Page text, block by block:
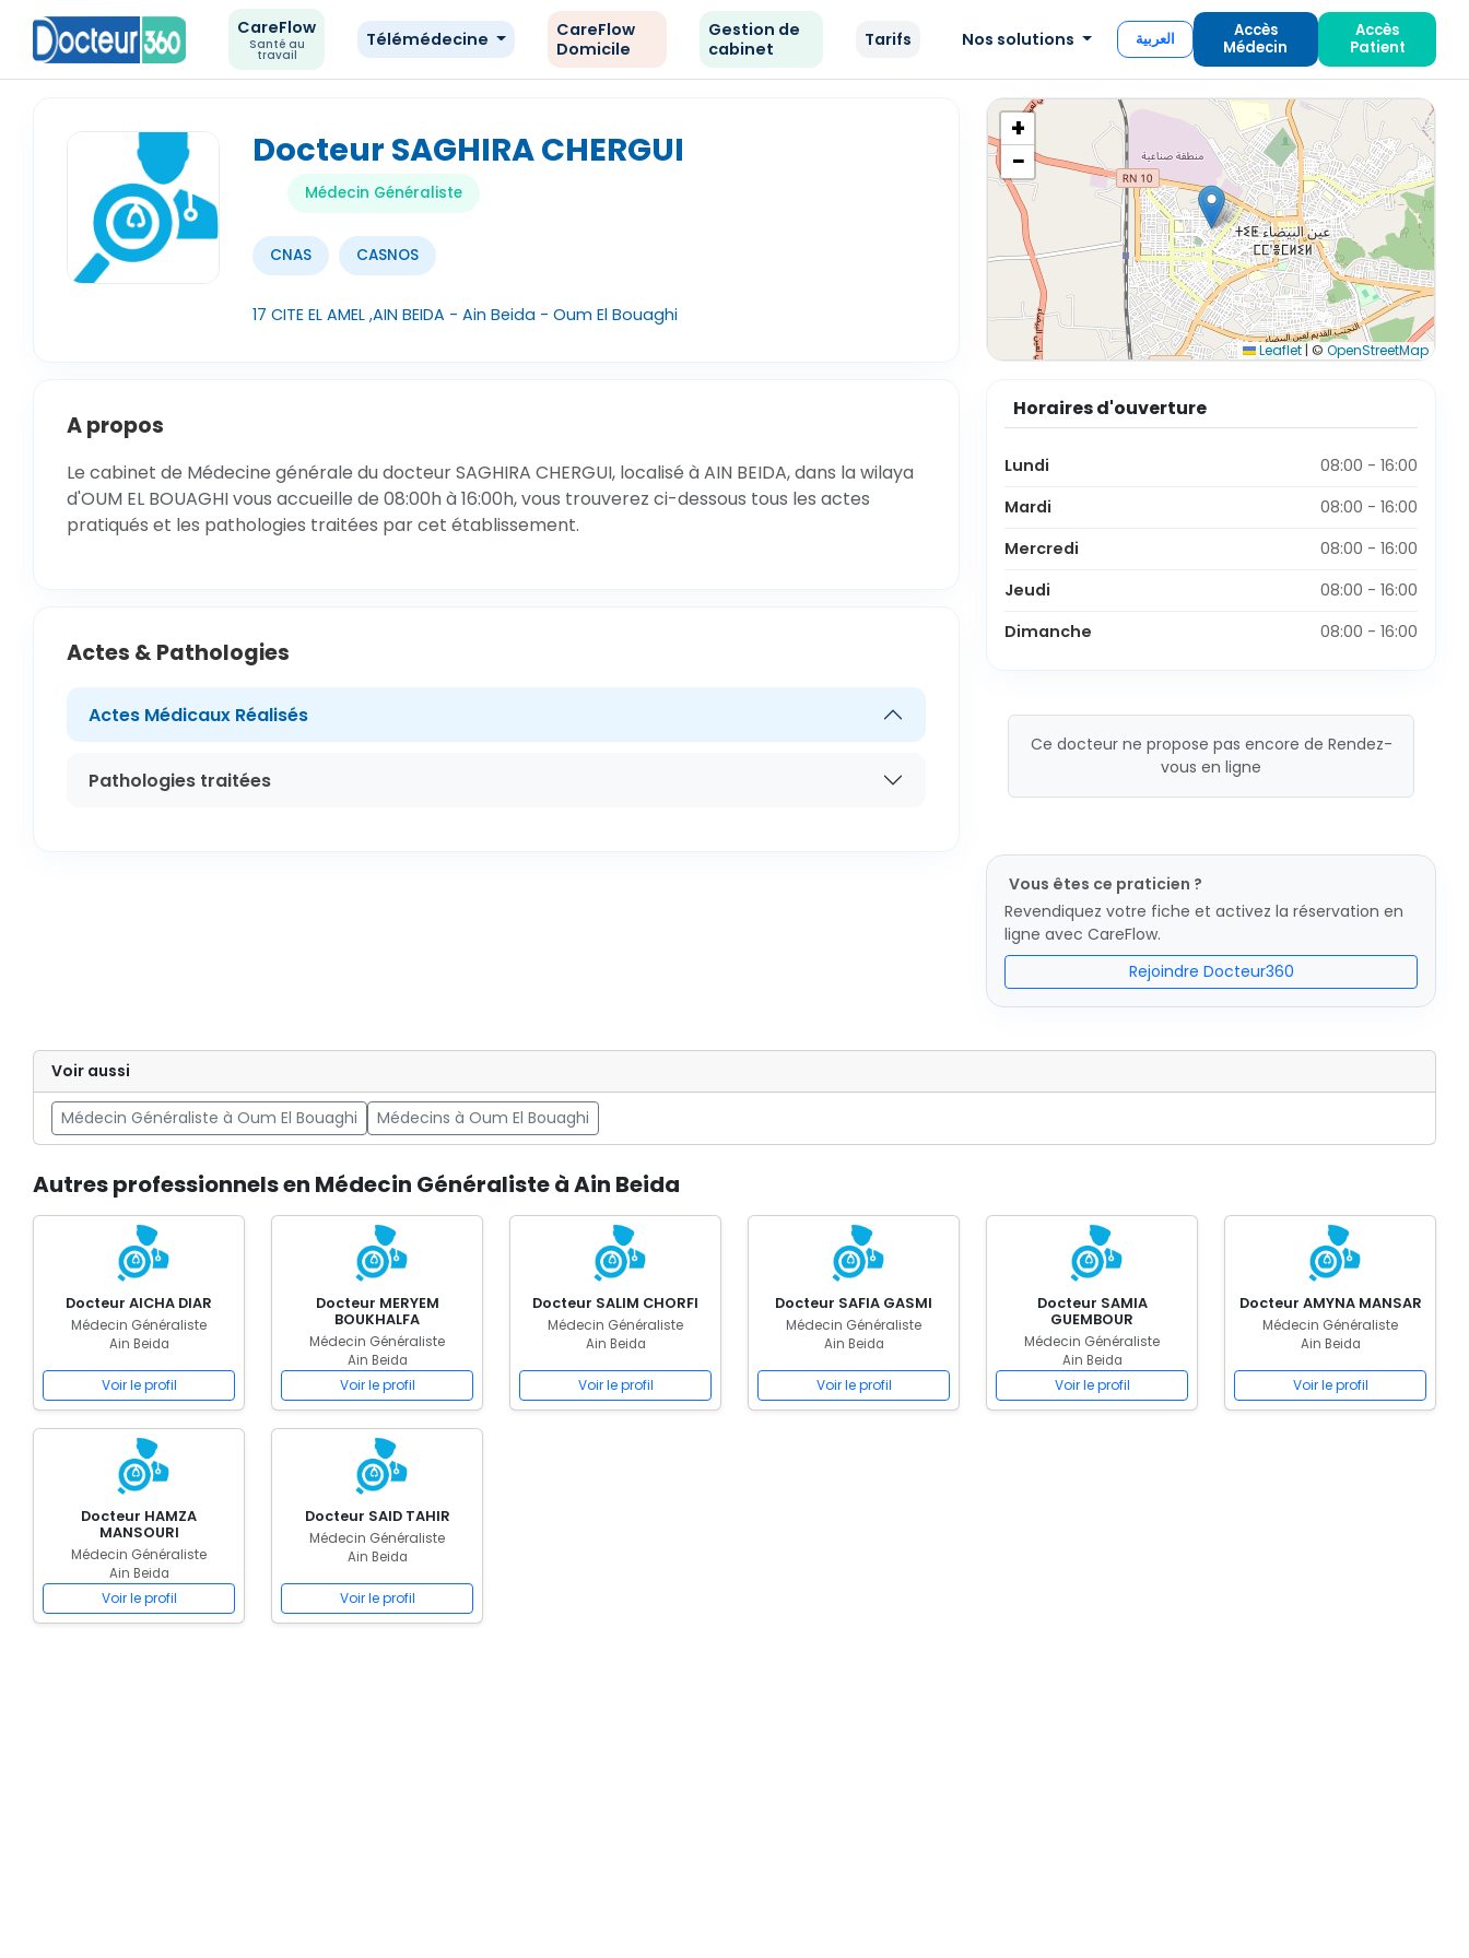
CareFlow
Santé au
travail
Télémédecine
CareFlow
Domicile
Gestion de
cabinet
Tarifs Nos solutions العربية
Accès
Médecin
Accès
Patient
Docteur SAGHIRA CHERGUI
Médecin Généraliste
CNAS CASNOS
17 CITE EL AMEL ,AIN BEIDA - Ain Beida - Oum El Bouaghi
+
−
Leaflet | © OpenStreetMap
A propos
Le cabinet de Médecine générale du docteur SAGHIRA CHERGUI, localisé à AIN BEIDA, dans la wilaya
d'OUM EL BOUAGHI vous accueille de 08:00h à 16:00h, vous trouverez ci-dessous tous les actes
pratiqués et les pathologies traitées par cet établissement.
Actes & Pathologies
Actes Médicaux Réalisés
Pathologies traitées
Horaires d'ouverture
Lundi
08:00 - 16:00
Mardi
08:00 - 16:00
Mercredi
08:00 - 16:00
Jeudi
08:00 - 16:00
Dimanche
08:00 - 16:00
Ce docteur ne propose pas encore de Rendez-
vous en ligne
Vous êtes ce praticien ?
Revendiquez votre fiche et activez la réservation en
ligne avec CareFlow.
Rejoindre Docteur360
Voir aussi
Médecin Généraliste à Oum El Bouaghi Médecins à Oum El Bouaghi
Autres professionnels en Médecin Généraliste à Ain Beida
Docteur AICHA DIAR
Médecin Généraliste
Ain Beida
Voir le profil
Docteur MERYEM
BOUKHALFA
Médecin Généraliste
Ain Beida
Voir le profil
Docteur SALIM CHORFI
Médecin Généraliste
Ain Beida
Voir le profil
Docteur SAFIA GASMI
Médecin Généraliste
Ain Beida
Voir le profil
Docteur SAMIA
GUEMBOUR
Médecin Généraliste
Ain Beida
Voir le profil
Docteur AMYNA MANSAR
Médecin Généraliste
Ain Beida
Voir le profil
Docteur HAMZA
MANSOURI
Médecin Généraliste
Ain Beida
Voir le profil
Docteur SAID TAHIR
Médecin Généraliste
Ain Beida
Voir le profil